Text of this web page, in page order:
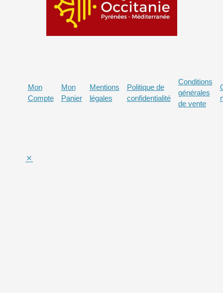
Mon
Compte
Mon
Panier
Mentions
légales
Politique de
confidentialité
Conditions
générales
de vente